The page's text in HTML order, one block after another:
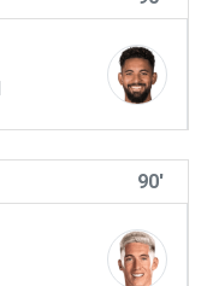
90'